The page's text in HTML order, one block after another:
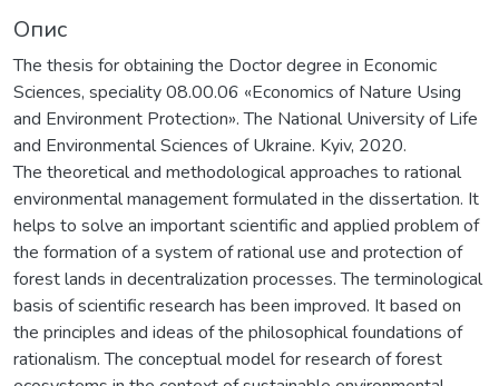
Опис
The thesis for obtaining the Doctor degree in Economic
Sciences, speciality 08.00.06 «Economics of Nature Using
and Environment Protection». The National University of Life
and Environmental Sciences of Ukraine. Kyiv, 2020.
The theoretical and methodological approaches to rational
environmental management formulated in the dissertation. It
helps to solve an important scientific and applied problem of
the formation of a system of rational use and protection of
forest lands in decentralization processes. The terminological
basis of scientific research has been improved. It based on
the principles and ideas of the philosophical foundations of
rationalism. The conceptual model for research of forest